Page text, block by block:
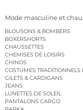
Mode masculine et
BLOUSONS & BOMBERS
BOXERSHORTS
CHAUSSETTES
CHEMISES DE LOISIRS
CHINOS
COSTUMES
GILETS & CARDIGANS
JEANS
LUNETTES DE SOLEIL
PANTALONS CARGO